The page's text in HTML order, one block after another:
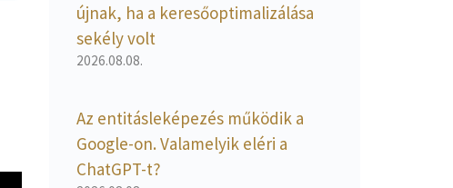
újnak, ha a keresőoptimalizálása
sekély volt
2026.08.08.
Az entitásleképezés működik a
Google-on. Valamelyik eléri a
ChatGPT-t?